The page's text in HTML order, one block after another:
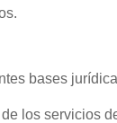
bases
los servicios